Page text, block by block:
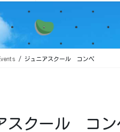
ジュニアスクール コンペ
スクール コン